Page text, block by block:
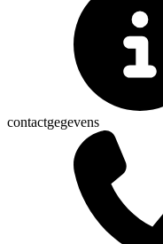
contactgegevens